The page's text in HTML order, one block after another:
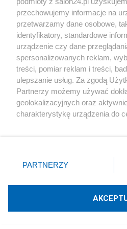
A jeszcze komedianci,
a jeszcze policjanci,
i księża, i rabini,
siła, siła narodu.
A na czele pochodu
jechał rektor na świni;[…]Na
szły pojednaczki narodów:
Opis zgodnej
przechowujemy informacje na
przetwarzamy dane osobowe,
identyfikatory, standardowe
urządzenie czy dane
spersonalizowanych reklam,
treści, pomiar reklam i treści,
ulepszanie usług. Za zgodą
Partnerzy możemy używać
geolokalizacyjnych oraz
charakterystykę urządzenia do
zmienić/wycofać klikając
znajdujący się w lewym dolnym
rodzaje przetwarzania danych
użytkownika, ale masz prawo
PARTNERZY